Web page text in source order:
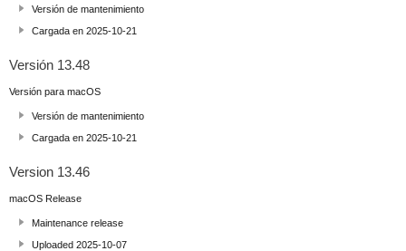
Versión de mantenimiento
Cargada en 2025-10-21
Versión 13.48
Versión para macOS
Versión de mantenimiento
Cargada en 2025-10-21
Version 13.46
macOS Release
Maintenance release
Uploaded 2025-10-07